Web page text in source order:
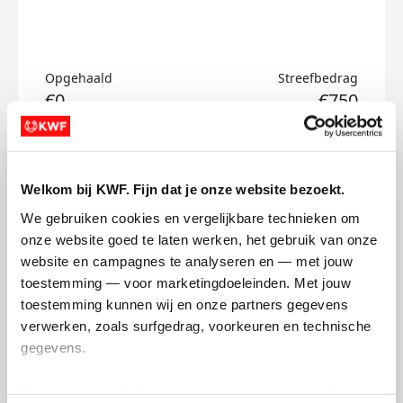
Welkom bij KWF. Fijn dat je onze website bezoekt.
We gebruiken cookies en vergelijkbare technieken om
onze website goed te laten werken, het gebruik van onze
website en campagnes te analyseren en — met jouw
toestemming — voor marketingdoeleinden. Met jouw
toestemming kunnen wij en onze partners gegevens
verwerken, zoals surfgedrag, voorkeuren en technische
gegevens.
Opgehaald
€0
Streefbedrag
€750
Doneer
Jay's badges